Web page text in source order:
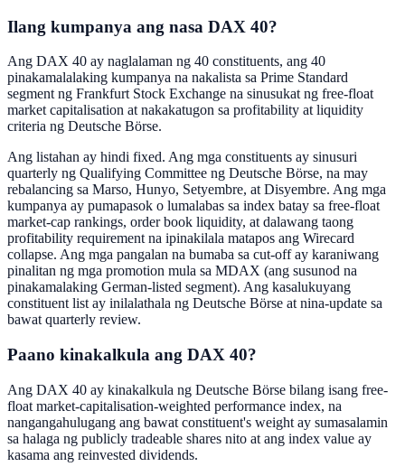
Ilang kumpanya ang nasa DAX 40?
Ang DAX 40 ay naglalaman ng 40 constituents, ang 40
pinakamalalaking kumpanya na nakalista sa Prime Standard
segment ng Frankfurt Stock Exchange na sinusukat ng free-float
market capitalisation at nakakatugon sa profitability at liquidity
criteria ng Deutsche Börse.
Ang listahan ay hindi fixed. Ang mga constituents ay sinusuri
quarterly ng Qualifying Committee ng Deutsche Börse, na may
rebalancing sa Marso, Hunyo, Setyembre, at Disyembre. Ang mga
kumpanya ay pumapasok o lumalabas sa index batay sa free-float
market-cap rankings, order book liquidity, at dalawang taong
profitability requirement na ipinakilala matapos ang Wirecard
collapse. Ang mga pangalan na bumaba sa cut-off ay karaniwang
pinalitan ng mga promotion mula sa MDAX (ang susunod na
pinakamalaking German-listed segment). Ang kasalukuyang
constituent list ay inilalathala ng Deutsche Börse at nina-update sa
bawat quarterly review.
Paano kinakalkula ang DAX 40?
Ang DAX 40 ay kinakalkula ng Deutsche Börse bilang isang free-
float market-capitalisation-weighted performance index, na
nangangahulugang ang bawat constituent's weight ay sumasalamin
sa halaga ng publicly tradeable shares nito at ang index value ay
kasama ang reinvested dividends.